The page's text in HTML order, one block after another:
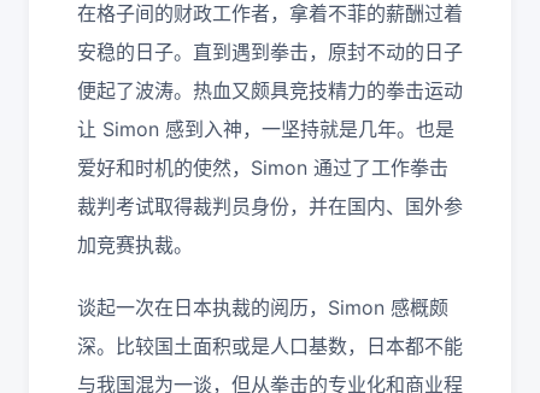
在格子间的财政工作者，拿着不菲的薪酬过着
安稳的日子。直到遇到拳击，原封不动的日子
便起了波涛。热血又颇具竞技精力的拳击运动
让 Simon 感到入神，一坚持就是几年。也是
爱好和时机的使然，Simon 通过了工作拳击
裁判考试取得裁判员身份，并在国内、国外参
加竞赛执裁。
谈起一次在日本执裁的阅历，Simon 感概颇
深。比较国土面积或是人口基数，日本都不能
与我国混为一谈，但从拳击的专业化和商业程